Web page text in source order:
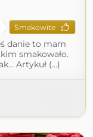
Smakowite
danie to mam
smakowało.
Artykuł (...)